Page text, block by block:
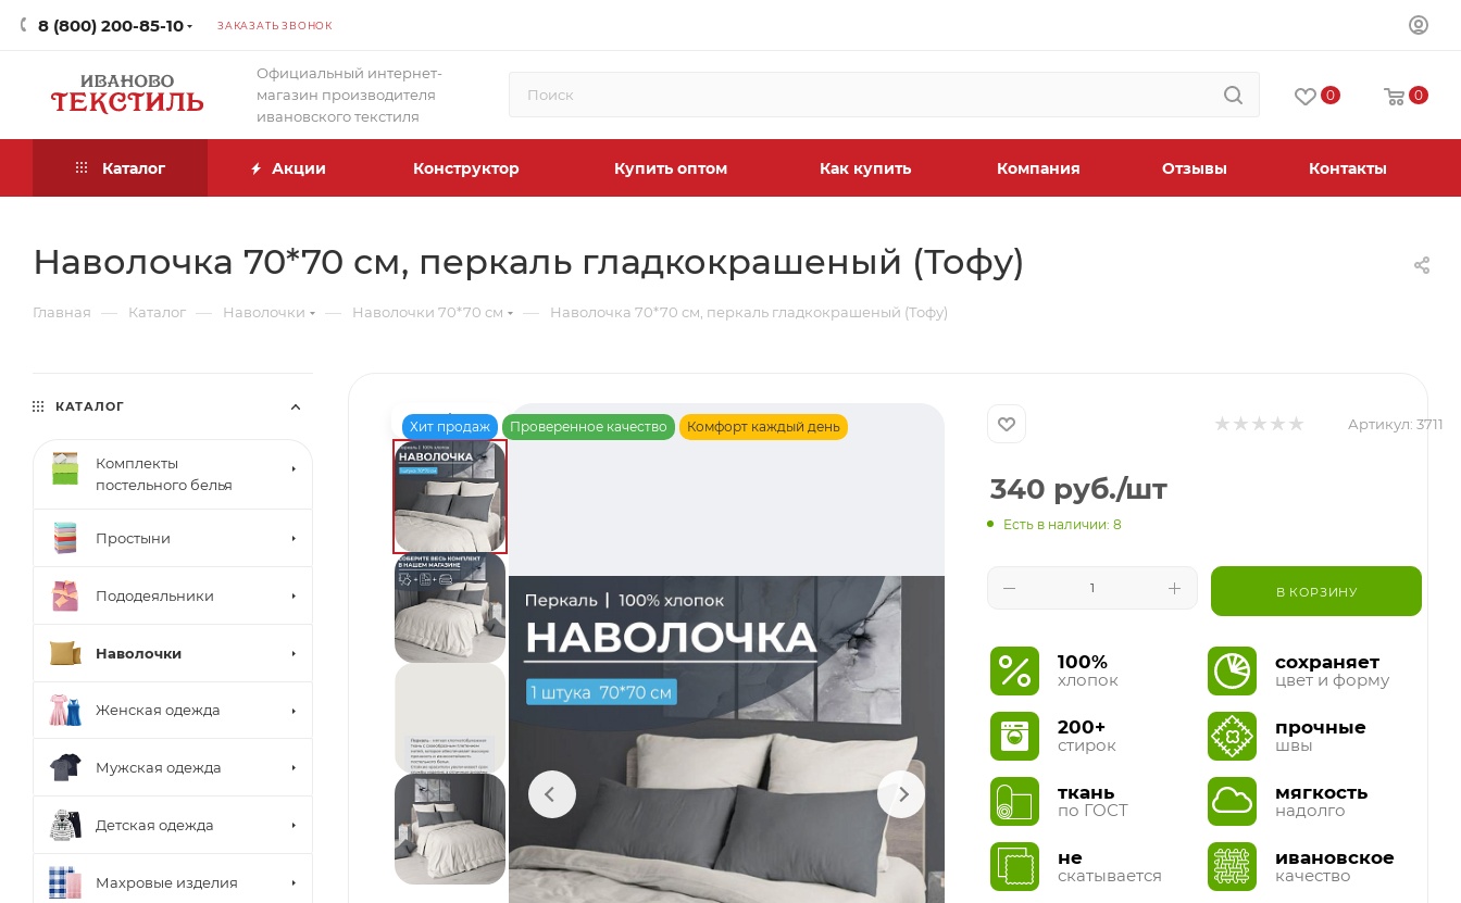
8 (800) 200-85-10 ЗАКАЗАТЬ ЗВОНОК
Официальный интернет-
магазин производителя
ивановского текстиля
0 0
Каталог Акции Конструктор Купить оптом Как купить Компания Отзывы Контакты
Наволочка 70*70 см, перкаль гладкокрашеный (Тофу)
Главная — Каталог — Наволочки — Наволочки 70*70 см — Наволочка 70*70 см, перкаль гладкокрашеный (Тофу)
Хит продаж Проверенное качество Комфорт каждый день Артикул: 3711
340 руб./шт
Есть в наличии: 8
В КОРЗИНУ
100%
хлопок
200+
стирок
ткань
по ГОСТ
не
скатывается
сохраняет
цвет и форму
прочные
швы
мягкость
надолго
ивановское
качество
КАТАЛОГ
Комплекты
постельного белья
Простыни
Пододеяльники
Наволочки
Женская одежда
Мужская одежда
Детская одежда
Махровые изделия